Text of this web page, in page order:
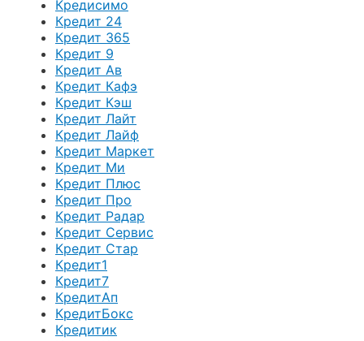
Кредисимо
Кредит 24
Кредит 365
Кредит 9
Кредит Ав
Кредит Кафэ
Кредит Кэш
Кредит Лайт
Кредит Лайф
Кредит Маркет
Кредит Ми
Кредит Плюс
Кредит Про
Кредит Радар
Кредит Сервис
Кредит Стар
Кредит1
Кредит7
КредитАп
КредитБокс
Кредитик